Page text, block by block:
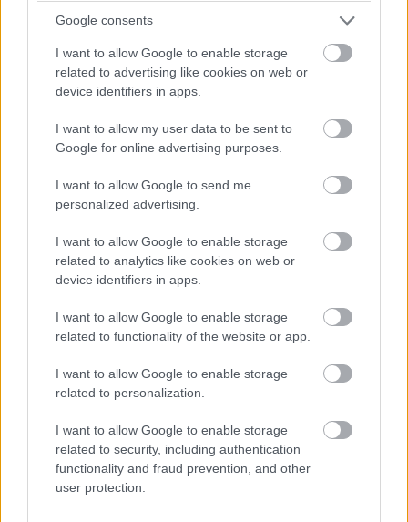
Google consents
I want to allow Google to enable storage
related to advertising like cookies on web or
device identifiers in apps.
I want to allow my user data to be sent to
Google for online advertising purposes.
I want to allow Google to send me
personalized advertising.
I want to allow Google to enable storage
related to analytics like cookies on web or
device identifiers in apps.
I want to allow Google to enable storage
related to functionality of the website or app.
I want to allow Google to enable storage
related to personalization.
I want to allow Google to enable storage
related to security, including authentication
functionality and fraud prevention, and other
user protection.
Keresés
Ma ezt olvasták a legtöbben:
Így kell fogyni változó korban!
Mit szabad enni este 6 után?
pakol Rád!
Egy nullkalóriás zöldség, ami nagyon jól